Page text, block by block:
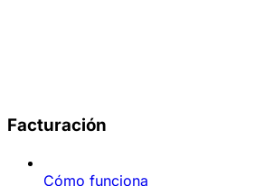
Facturación
Cómo funciona